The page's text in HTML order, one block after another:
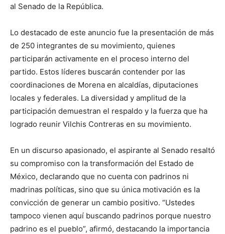
al Senado de la República.
Lo destacado de este anuncio fue la presentación de más
de 250 integrantes de su movimiento, quienes
participarán activamente en el proceso interno del
partido. Estos líderes buscarán contender por las
coordinaciones de Morena en alcaldías, diputaciones
locales y federales. La diversidad y amplitud de la
participación demuestran el respaldo y la fuerza que ha
logrado reunir Vilchis Contreras en su movimiento.
En un discurso apasionado, el aspirante al Senado resaltó
su compromiso con la transformación del Estado de
México, declarando que no cuenta con padrinos ni
madrinas políticas, sino que su única motivación es la
convicción de generar un cambio positivo. “Ustedes
tampoco vienen aquí buscando padrinos porque nuestro
padrino es el pueblo”, afirmó, destacando la importancia